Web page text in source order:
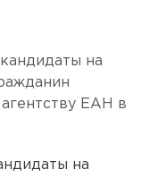
на
ЕАН в
на